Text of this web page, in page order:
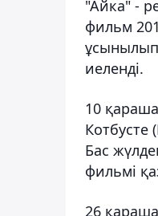
"Айка" -
фильм
иеленді.
10
Котбусте
Бас
фильмі
26